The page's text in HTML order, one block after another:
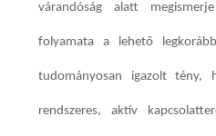
várandóság alatt
folyamata a lehető
tudományosan igazolt tény,
rendszeres, aktív